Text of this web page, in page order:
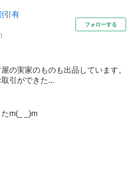
引有
)
フォローする
の実家のものも出品しています。
引ができた...
m(_ _)m